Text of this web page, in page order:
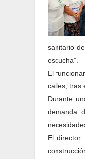
sanitario
escucha”.
El
calles, tras
Durante
demanda
El director